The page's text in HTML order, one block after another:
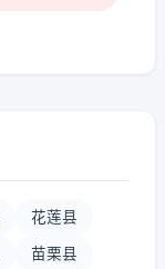
花莲县
苗栗县